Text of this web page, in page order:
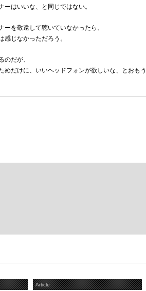
ーはいいな、と同じではない。
を敬遠して聴いていなかったら、
感じなかっただろう。
のだが、
めだけに、いいヘッドフォンが欲しいな、とおもう
Article